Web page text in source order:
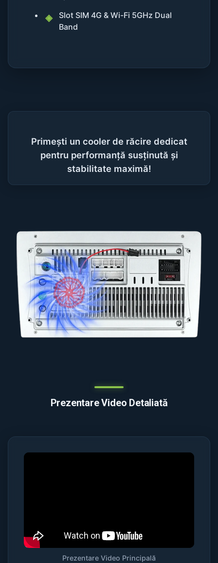
Slot SIM 4G & Wi-Fi 5GHz Dual
Band
Primești un cooler de răcire dedicat
pentru performanță susținută și
stabilitate maximă!
Prezentare Video Detaliată
Prezentare Video Principală